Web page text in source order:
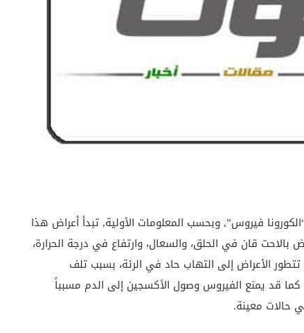
فيروس”, وبحسب المعلومات الأولية, تبدأ أعراض هذا
قان في الحلق، والسعال، وارتفاع في درجة الحرارة،
الأعراض إلى التهاب حاد في الرئة، بسبب تلف
كما قد يمنع الفيروس وصول الأكسجين إلى الدم مسبباً
حالات معينة.